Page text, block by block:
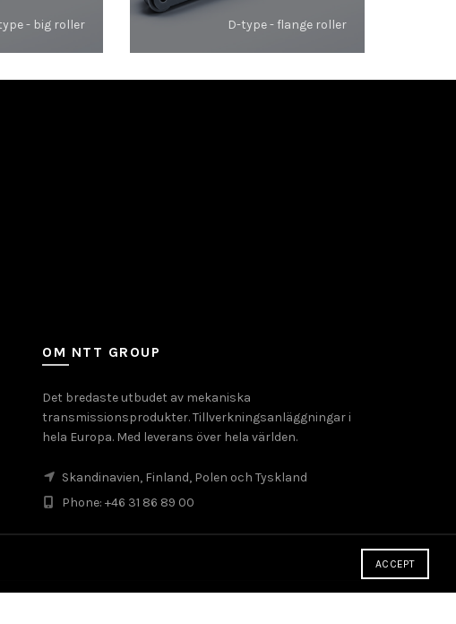
- big roller D-type - flange roller
OM NTT GROUP
Det bredaste utbudet av mekaniska
transmissionsprodukter. Tillverkningsanläggningar i
hela Europa. Med leverans över hela världen.
Skandinavien, Finland, Polen och Tyskland
Phone: +46 31 86 89 00
ACCEPT